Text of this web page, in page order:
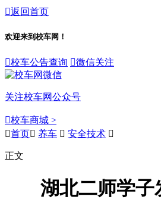
返回首页
欢迎来到校车网！
校车公告查询 微信关注
关注校车网公众号
校车商城 >
首页 养车  安全技术 
正文
湖北二师学子